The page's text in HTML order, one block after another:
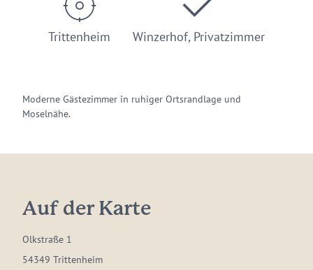
Trittenheim Winzerhof, Privatzimmer
Moderne Gästezimmer in ruhiger Ortsrandlage und
Moselnähe.
Auf der Karte
Olkstraße 1
54349 Trittenheim